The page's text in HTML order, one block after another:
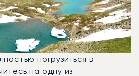
погрузиться в
на одну из